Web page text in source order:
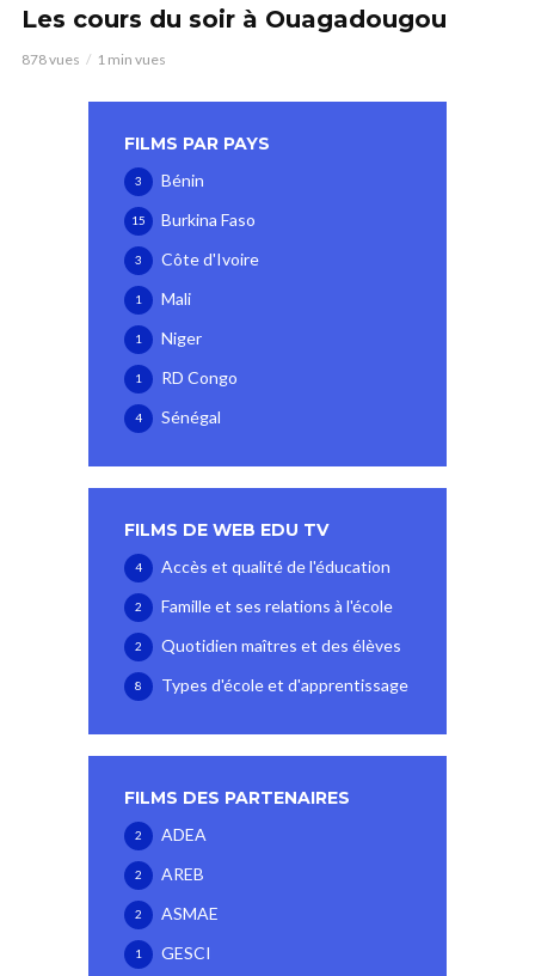
Les cours du soir à Ouagadougou
878 vues 1 min vues
FILMS PAR PAYS
Bénin
3
Burkina Faso
15
Côte d'Ivoire
3
Mali
1
Niger
1
RD Congo
1
Sénégal
4
FILMS DE WEB EDU TV
Accès et qualité de l'éducation
4
Famille et ses relations à l'école
2
Quotidien maîtres et des élèves
2
Types d'école et d'apprentissage
8
FILMS DES PARTENAIRES
ADEA
2
AREB
2
ASMAE
2
GESCI
1